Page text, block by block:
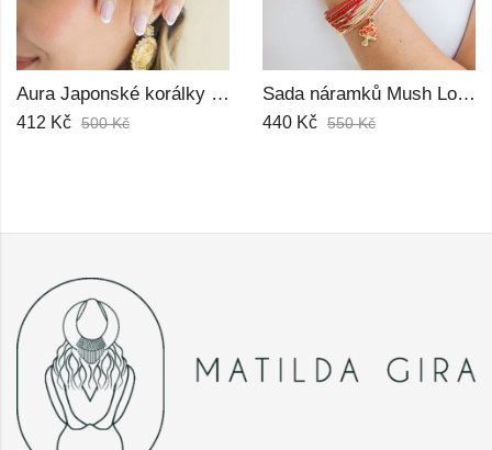
Aura Japonské korálky Miyuki Prsten
412 Kč 500Kč
Sada náramků Mush Love Miyuki
440 Kč 550Kč